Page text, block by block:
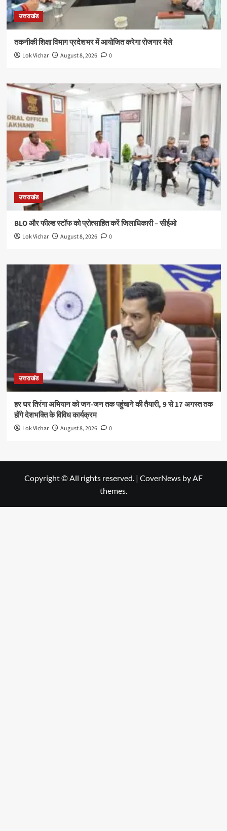
उत्तराखंड
तकनीकी शिक्षा विभाग प्रदेशभर में आयोजित करेगा रोजगार मेले
Lok Vichar August 8, 2026 0
उत्तराखंड
BLO और फील्ड स्टॉफ को प्रोत्साहित करें जिलाधिकारी – सीईओ
Lok Vichar August 8, 2026 0
उत्तराखंड
हर घर तिरंगा अभियान को जन-जन तक पहुंचाने की तैयारी, 9 से 17 अगस्त तक
होंगे देशभक्ति के विविध कार्यक्रम
Lok Vichar August 8, 2026 0
Copyright © All rights reserved. | CoverNews by AF
themes.